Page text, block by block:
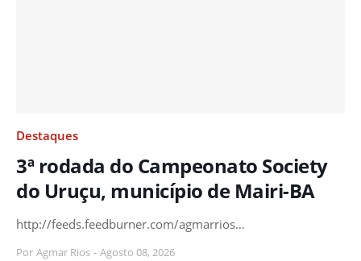
Destaques
3ª rodada do Campeonato Society
do Uruçu, município de Mairi-BA
http://feeds.feedburner.com/agmarrios…
Por Agmar Rios - Agosto 08, 2026